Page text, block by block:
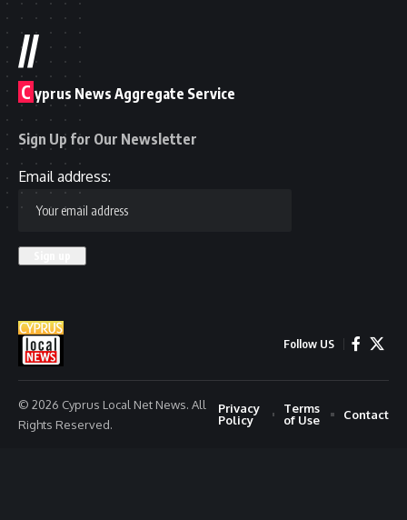
//
C yprus News Aggregate Service
Sign Up for Our Newsletter
Email address:
Follow US
© 2026 Cyprus Local Net News. All
Rights Reserved.
Privacy
Policy
Terms
of Use
Contact